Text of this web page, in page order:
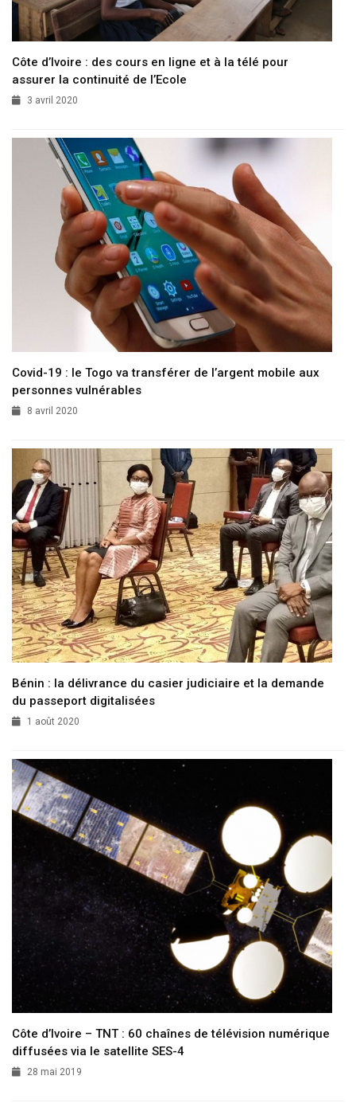
Côte d’Ivoire : des cours en ligne et à la télé pour
assurer la continuité de l’Ecole
3 avril 2020
Covid-19 : le Togo va transférer de l’argent mobile aux
personnes vulnérables
8 avril 2020
Bénin : la délivrance du casier judiciaire et la demande
du passeport digitalisées
1 août 2020
Côte d’Ivoire – TNT : 60 chaînes de télévision numérique
diffusées via le satellite SES-4
28 mai 2019